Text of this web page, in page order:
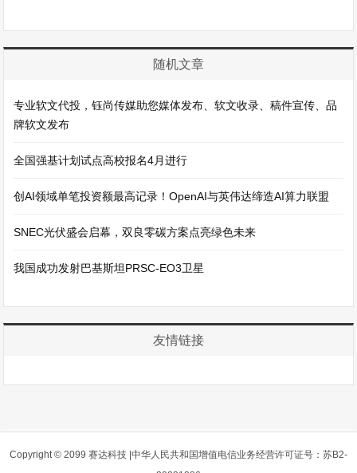
随机文章
专业软文代投，钰尚传媒助您媒体发布、软文收录、稿件宣传、品
牌软文发布
全国强基计划试点高校报名4月进行
创AI领域单笔投资额最高记录！OpenAI与英伟达缔造AI算力联盟
SNEC光伏盛会启幕，双良零碳方案点亮绿色未来
我国成功发射巴基斯坦PRSC-EO3卫星
友情链接
Copyright © 2099 赛达科技 |中华人民共和国增值电信业务经营许可证号：苏B2-